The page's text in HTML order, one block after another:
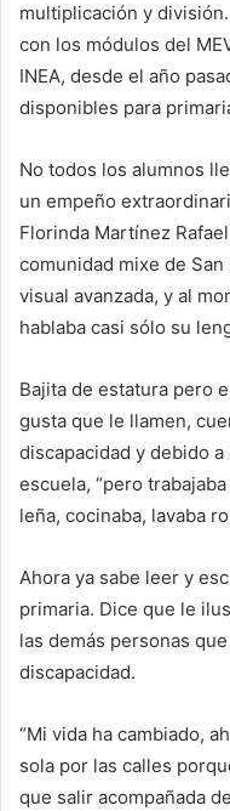
multiplicación y
con los módulos del
INEA, desde el año
disponibles para
No todos los alumnos
un empeño
Florinda Martínez
comunidad mixe de
visual avanzada, y al
hablaba casi sólo su
Bajita de estatura pero
gusta que le llamen,
discapacidad y debido
escuela, “pero
leña, cocinaba, lavaba
Ahora ya sabe leer y
primaria. Dice que le
las demás personas
discapacidad.
“Mi vida ha cambiado,
sola por las calles
que salir acompañada